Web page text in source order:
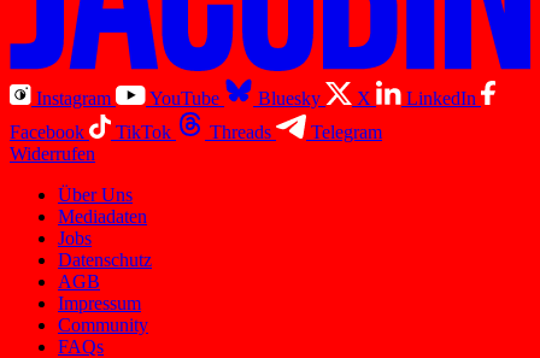
Instagram YouTube Bluesky X
LinkedIn
Facebook
TikTok Threads
Telegram
Widerrufen
Über Uns
Mediadaten
Jobs
Datenschutz
AGB
Impressum
Community
FAQs